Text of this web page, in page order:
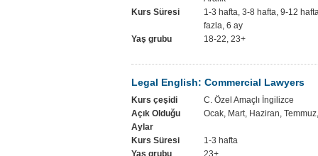
Kurs Süresi
1-3 hafta, 3-8 hafta, 9-12
fazla, 6 ay
Yaş grubu
18-22, 23+
Legal English: Commercial Lawyers
Kurs çeşidi
C. Özel Amaçlı İngilizce
Açık Olduğu
Aylar
Ocak, Mart, Haziran,
Kurs Süresi
1-3 hafta
Yaş grubu
23+